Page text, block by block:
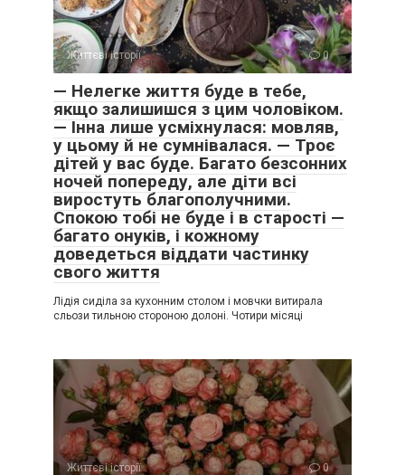
Життєві історії 0
— Нелегке життя буде в тебе,
якщо залишишся з цим чоловіком.
— Інна лише усміхнулася: мовляв,
у цьому й не сумнівалася. — Троє
дітей у вас буде. Багато безсонних
ночей попереду, але діти всі
виростуть благополучними.
Спокою тобі не буде і в старості —
багато онуків, і кожному
доведеться віддати частинку
свого життя
Лідія сиділа за кухонним столом і мовчки витирала
сльози тильною стороною долоні. Чотири місяці
Життєві історії 0